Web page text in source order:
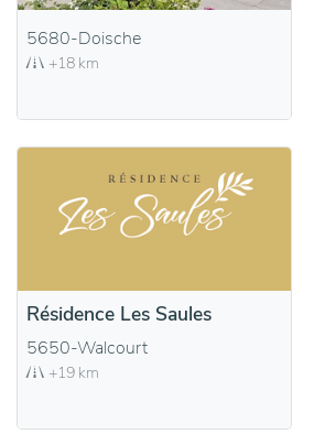
5680-Doische
+18 km
Résidence Les Saules
5650-Walcourt
+19 km